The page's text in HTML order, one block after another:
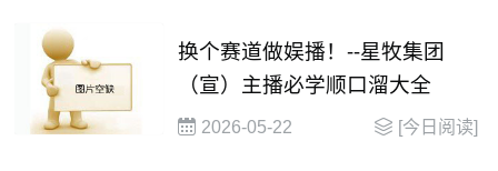
换个赛道做娱播！--星牧集团
（宣）主播必学顺口溜大全
2026-05-22 [今日阅读]